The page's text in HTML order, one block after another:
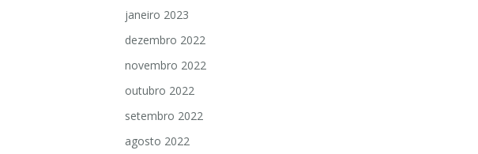
janeiro 2023
dezembro 2022
novembro 2022
outubro 2022
setembro 2022
agosto 2022